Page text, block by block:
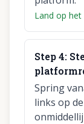
Land op
Step4:
Spring
links op